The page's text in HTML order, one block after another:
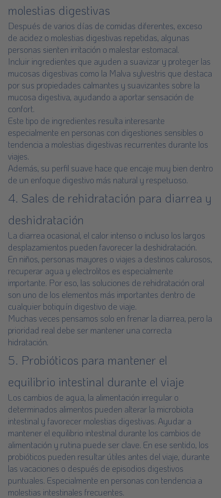
molestias digestivas
Después de varios días de comidas diferentes, exceso
de acidez o molestias digestivas repetidas, algunas
personas sienten irritación o malestar estomacal.
Incluir ingredientes que ayuden a suavizar y proteger las
mucosas digestivas como la Malva sylvestris que destaca
por sus propiedades calmantes y suavizantes sobre la
mucosa digestiva, ayudando a aportar sensación de
confort.
Este tipo de ingredientes resulta interesante
especialmente en personas con digestiones sensibles o
tendencia a molestias digestivas recurrentes durante los
viajes.
Además, su perfil suave hace que encaje muy bien dentro
de un enfoque digestivo más natural y respetuoso.
4. Sales de rehidratación para diarrea y
deshidratación
La diarrea ocasional, el calor intenso o incluso los largos
desplazamientos pueden favorecer la deshidratación.
En niños, personas mayores o viajes a destinos calurosos,
recuperar agua y electrolitos es especialmente
importante. Por eso, las soluciones de rehidratación oral
son uno de los elementos más importantes dentro de
cualquier botiquín digestivo de viaje.
Muchas veces pensamos solo en frenar la diarrea, pero la
prioridad real debe ser mantener una correcta
hidratación.
5. Probióticos para mantener el
equilibrio intestinal durante el viaje
Los cambios de agua, la alimentación irregular o
determinados alimentos pueden alterar la microbiota
intestinal y favorecer molestias digestivas. Ayudar a
mantener el equilibrio intestinal durante los cambios de
alimentación y rutina puede ser clave. En ese sentido, los
probióticos pueden resultar útiles antes del viaje, durante
las vacaciones o después de episodios digestivos
puntuales. Especialmente en personas con tendencia a
molestias intestinales frecuentes.